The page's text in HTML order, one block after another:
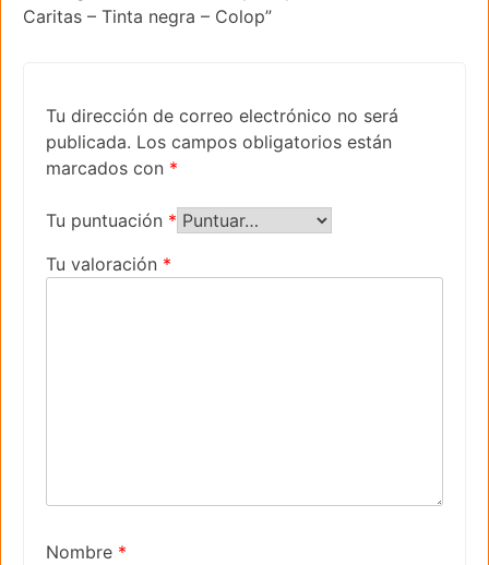
Caritas – Tinta negra – Colop”
Tu dirección de correo electrónico no será
publicada. Los campos obligatorios están
marcados con *
Tu puntuación *
Tu valoración *
Nombre *